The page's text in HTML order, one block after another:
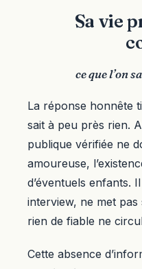
Sa vie
ce que l’on
La réponse honnête
sait à peu près rien.
publique vérifiée ne
amoureuse,
d’éventuels enfants.
interview, ne met
rien de fiable ne
Cette absence